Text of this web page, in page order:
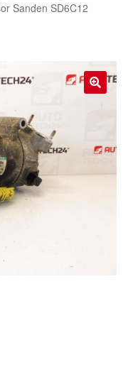
Sanden SD6C12